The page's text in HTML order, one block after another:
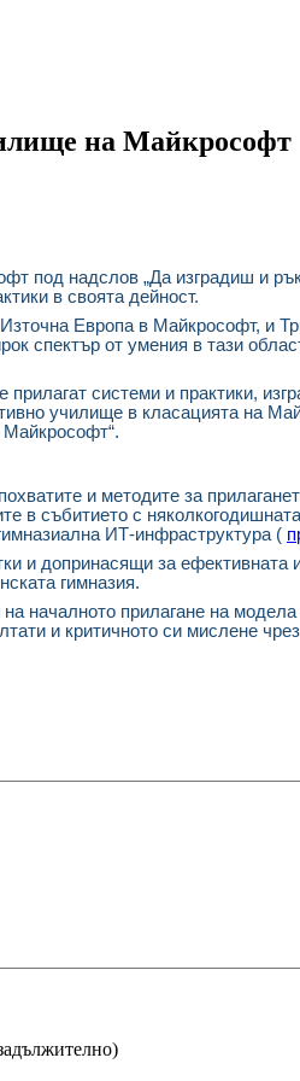
на Майкрософт
под надслов „Да изградиш и
в своята дейност.
Източна Европа в Майкрософт, и
спектър от умения в тази
системи и практики,
училище в класацията на
Майкрософт“.
и методите за
в събитието с
ИТ-инфраструктура (
и допринасящи за
гимназия.
началното прилагане на
и критичното си мислене